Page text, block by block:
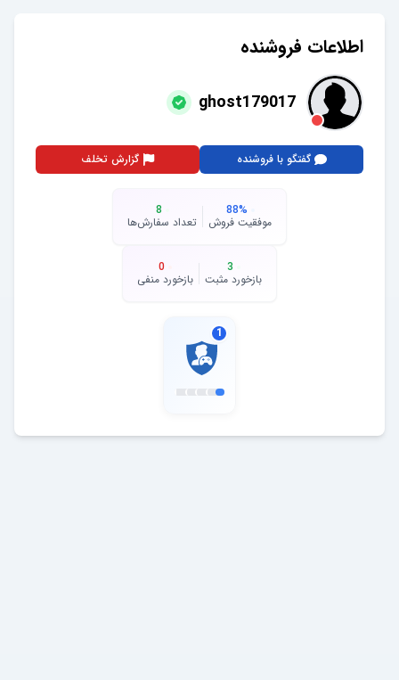
اطلاعات فروشنده
ghost179017
گفتگو با فروشنده گزارش تخلف
88%
موفقیت فروش
8
تعداد سفارش‌ها
3
بازخورد مثبت
0
بازخورد منفی
1